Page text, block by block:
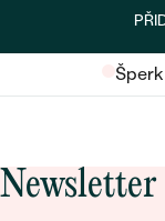
Newsletter